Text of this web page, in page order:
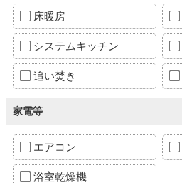
床暖房
システムキッチン
追い焚き
家電等
エアコン
浴室乾燥機